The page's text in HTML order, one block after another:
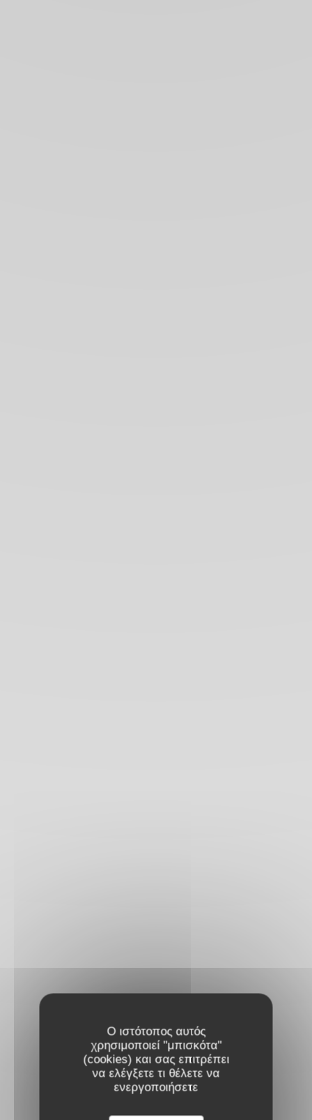
Ο ιστότοπος αυτός
χρησιμοποιεί "μπισκότα"
(cookies) και σας επιτρέπει
να ελέγξετε τι θέλετε να
ενεργοποιήσετε